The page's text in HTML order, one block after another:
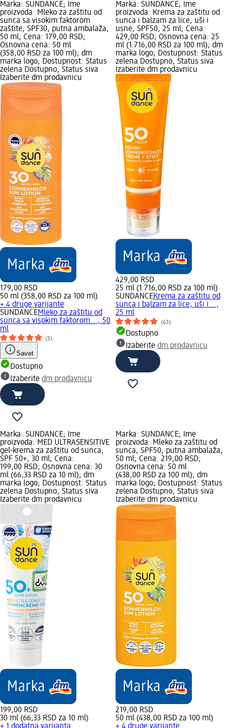
Marka: SUNDANCE; Ime
proizvoda: Mleko za zaštitu od
sunca sa visokim faktorom
zaštite, SPF30, putna ambalaža,
50 ml; Cena: 179,00 RSD;
Osnovna cena: 50 ml
(358,00 RSD za 100 ml); dm
marka logo; Dostupnost: Status
zelena Dostupno, Status siva
Izaberite dm prodavnicu
179,00 RSD
50 ml (358,00 RSD za 100 ml)
+ 4 druge varijante
SUNDANCEMleko za zaštitu od
sunca sa visokim faktorom..., 50
ml
(3)
Savet
Dostupno
Izaberite dm prodavnicu
Marka: SUNDANCE; Ime
proizvoda: Krema za zaštitu od
sunca i balzam za lice, uši i
usne, SPF50, 25 ml; Cena:
429,00 RSD; Osnovna cena: 25
ml (1.716,00 RSD za 100 ml); dm
marka logo; Dostupnost: Status
zelena Dostupno, Status siva
Izaberite dm prodavnicu
429,00 RSD
25 ml (1.716,00 RSD za 100 ml)
SUNDANCEKrema za zaštitu od
sunca i balzam za lice, uši i...,
25 ml
(63)
Dostupno
Izaberite dm prodavnicu
Marka: SUNDANCE; Ime
proizvoda: MED ULTRASENSITIVE
gel-krema za zaštitu od sunca,
SPF 50+, 30 ml; Cena:
199,00 RSD; Osnovna cena: 30
ml (66,33 RSD za 10 ml); dm
marka logo; Dostupnost: Status
zelena Dostupno, Status siva
Izaberite dm prodavnicu
199,00 RSD
30 ml (66,33 RSD za 10 ml)
Marka: SUNDANCE; Ime
proizvoda: Mleko za zaštitu od
sunca, SPF50, putna ambalaža,
50 ml; Cena: 219,00 RSD;
Osnovna cena: 50 ml
(438,00 RSD za 100 ml); dm
marka logo; Dostupnost: Status
zelena Dostupno, Status siva
Izaberite dm prodavnicu
219,00 RSD
50 ml (438,00 RSD za 100 ml)